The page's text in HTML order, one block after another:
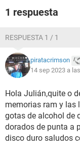
1 respuesta
RESPUESTA 1 / 1
piratacrimson
14 sep 2023 a
Hola Julián,quite o
memorias ram y las
gotas de alcohol de
dorados de punta a
disco duro saludos